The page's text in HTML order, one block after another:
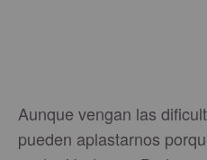
Aunque vengan las
pueden aplastarnos